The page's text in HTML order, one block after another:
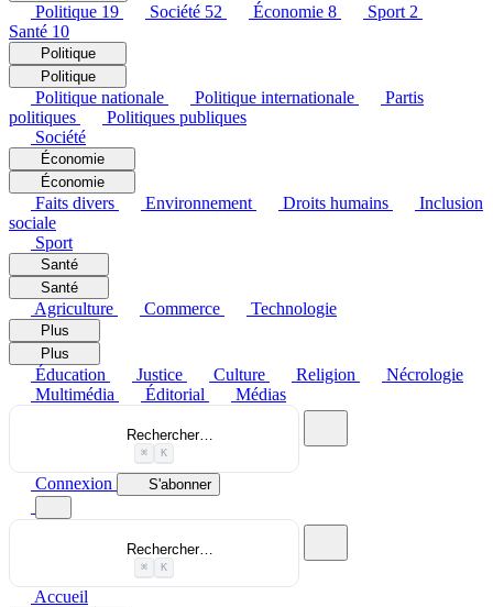
Politique 19 Société 52 Économie 8 Sport 2
Santé 10
Politique
Politique
Politique nationale Politique internationale
Partis
politiques
Politiques publiques
Société
Économie
Économie
Faits divers Environnement Droits humains
Inclusion
sociale
Sport
Santé
Santé
Agriculture Commerce Technologie
Plus
Plus
Éducation Justice Culture Religion
Nécrologie
Multimédia
Éditorial Médias
Rechercher…
⌘ K
Connexion S'abonner
Rechercher…
⌘ K
Accueil